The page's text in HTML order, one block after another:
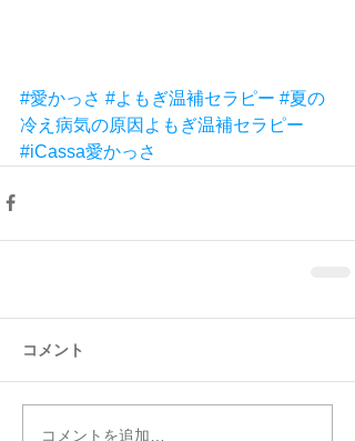
#愛かっさ #よもぎ温補セラピー #夏の
冷え病気の原因よもぎ温補セラピー
#iCassa愛かっさ
コメント
コメントを追加…